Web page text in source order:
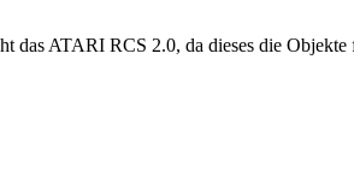
das ATARI RCS 2.0, da dieses die